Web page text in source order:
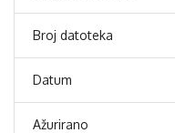
Broj datoteka
Datum
Ažurirano